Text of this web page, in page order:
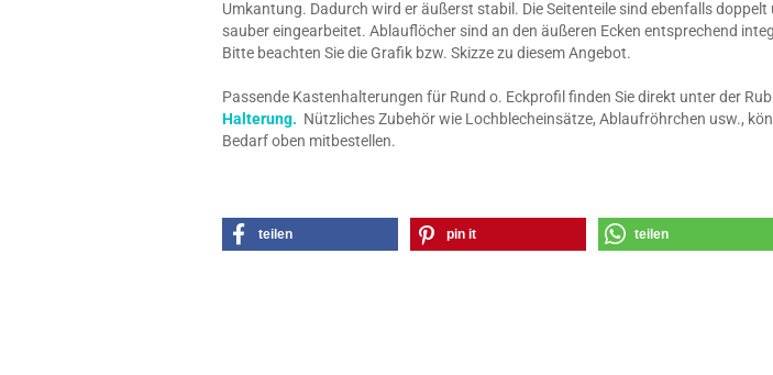
Umkantung. Dadurch wird er äußerst stabil. Die Seitenteile sind ebenfalls doppelt
sauber eingearbeitet. Ablauflöcher sind an den äußeren Ecken entsprechend
Bitte beachten Sie die Grafik bzw. Skizze zu diesem Angebot.
Passende Kastenhalterungen für Rund o. Eckprofil finden Sie direkt unter der
Halterung. Nützliches Zubehör wie Lochblecheinsätze, Ablaufröhrchen usw.,
Bedarf oben mitbestellen.
teilen pin it teilen